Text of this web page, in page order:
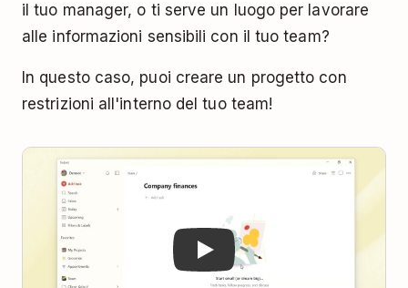
il tuo manager, o ti serve un luogo per lavorare
alle informazioni sensibili con il tuo team?
In questo caso, puoi creare un progetto con
restrizioni all'interno del tuo team!
Play